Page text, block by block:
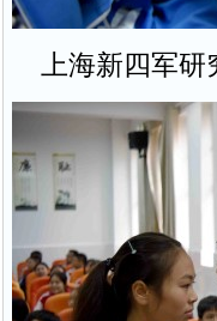
上海新四军研